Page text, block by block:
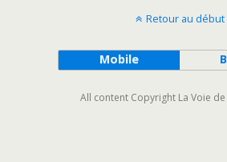
Retour au début
Mobile
All content Copyright La Voie